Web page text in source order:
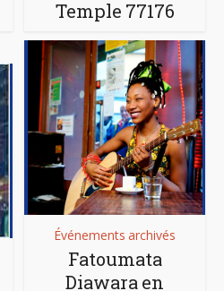
Temple 77176
Événements archivés
Fatoumata
Diawara en